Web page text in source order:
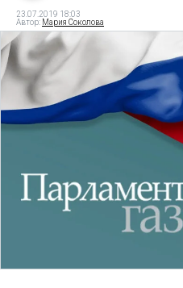
23.07.2019 18:03
Автор: Мария Соколова